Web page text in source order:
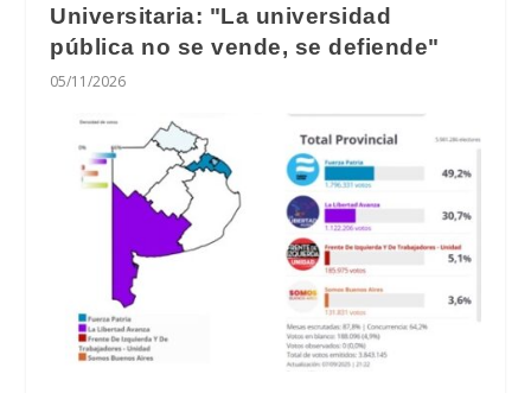
Universitaria: "La universidad
pública no se vende, se defiende"
05/11/2026